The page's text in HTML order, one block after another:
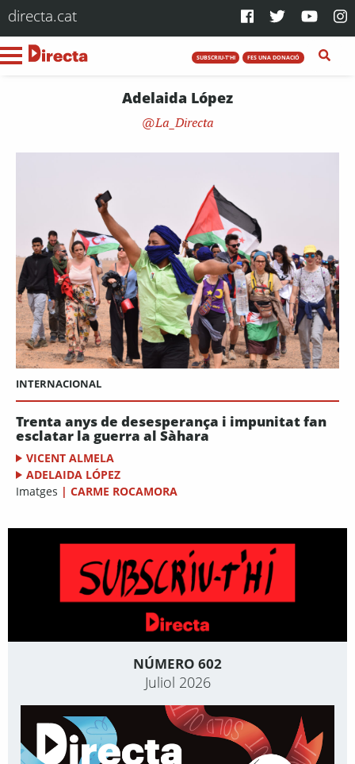
directa.cat
SUBSCRIU-T'HI FES UNA DONACIÓ
Adelaida López
La_Directa
INTERNACIONAL
Trenta anys de desesperança i impunitat fan
esclatar la guerra al Sàhara
VICENT ALMELA
ADELAIDA LÓPEZ
Imatges | CARME ROCAMORA
NÚMERO 602
Juliol 2026